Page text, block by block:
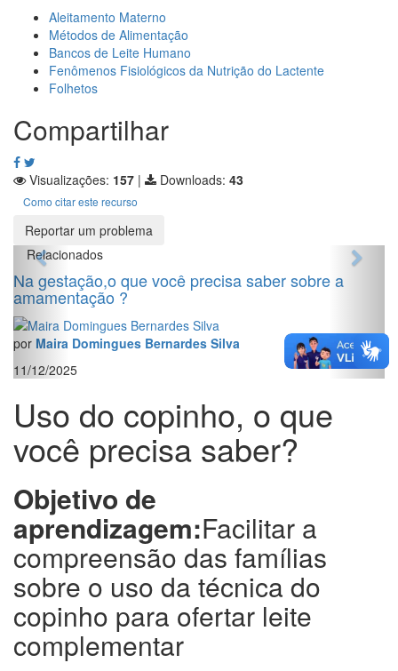
Aleitamento Materno
Métodos de Alimentação
Bancos de Leite Humano
Fenômenos Fisiológicos da Nutrição do Lactente
Folhetos
Compartilhar
Visualizações: 157 | Downloads: 43
Como citar este recurso
Reportar um problema
Relacionados
Na gestação,o que você precisa saber sobre a
amamentação ?
por Maira Domingues Bernardes Silva
11/12/2025
Uso do copinho, o que
você precisa saber?
Objetivo de
aprendizagem:Facilitar a
compreensão das famílias
sobre o uso da técnica do
copinho para ofertar leite
complementar